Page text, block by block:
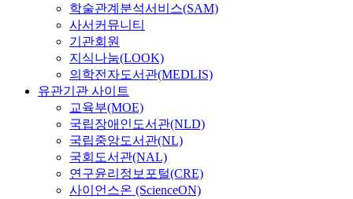
학술관계분석서비스(SAM)
사서커뮤니티
기관회원
지식나눔(LOOK)
의학전자도서관(MEDLIS)
유관기관 사이트
교육부(MOE)
국립장애인도서관(NLD)
국립중앙도서관(NL)
국회도서관(NAL)
연구윤리정보포털(CRE)
사이언스온 (ScienceON)